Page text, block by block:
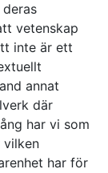
vetenskap
inte är ett
annat
där
har vi som
vilken
har för